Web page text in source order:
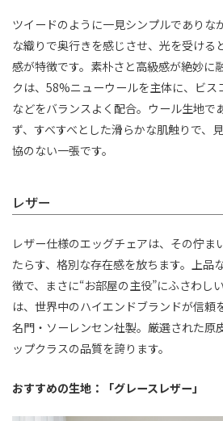
ツイードのように一見シンプルでありな
な織りで奥行きを感じさせ、光を受ける
感が特徴です。素朴さと高級感が絶妙に
クは、58%ニューウールを主体に、ビス
などをバランスよく配合。ウール生地で
ず、すべすべとした滑らかな肌触りで、
協のない一張です。
レザー
レザー仕様のエッグチェアは、その佇ま
たらす、格別な存在感を放ちます。上品
徴で、まさに“お部屋の主役”にふさわし
は、世界中のハイエンドブランドが信頼
名門・ソーレンセン社製。厳選された原
ップクラスの品質を誇ります。
おすすめの生地：「グレースレザー」